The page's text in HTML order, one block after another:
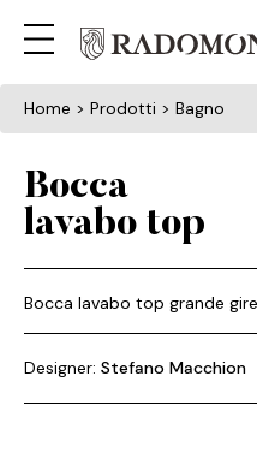
Home > Prodotti > Bagno
Bocca
lavabo top
Bocca lavabo top grande
Designer: Stefano Macchion